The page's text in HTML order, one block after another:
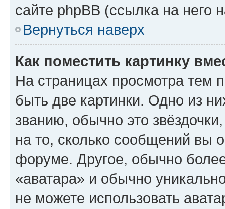
сайте phpBB (ссылка на него
Вернуться наверх
Как поместить картинку
На страницах просмотра тем
быть две картинки. Одно из
званию, обычно это
на то, сколько сообщений вы
форуме. Другое, обычно
«аватара» и обычно
не можете использовать